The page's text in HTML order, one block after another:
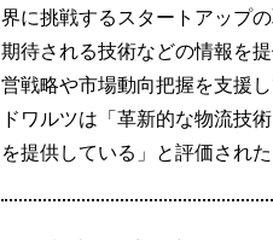
界に挑戦するスタートアップ
期待される技術などの情報を
営戦略や市場動向把握を支援
ドワルツは「革新的な物流技
を提供している」と評価された